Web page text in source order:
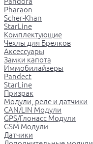
Pharaon
Scher-Khan
StarLine
Комплектующие
Чехлы для Брелков
Аксессуары
Замки капота
Иммобилайзеры
Pandect
StarLine
Призрак
Модули, реле и датчики
CAN/LIN Модули
GPS/Глонасс Модули
GSM Модули
Датчики